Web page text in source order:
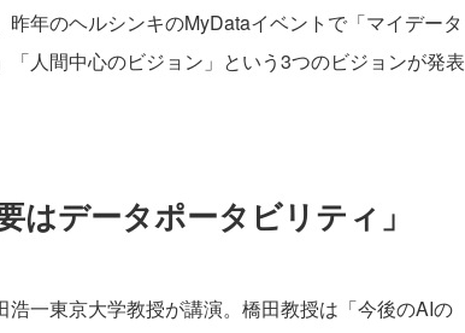
年のヘルシンキのMyDataイベントで「マイデータ
人間中心のビジョン」という3つのビジョンが発表
はデータポータビリティ」
一東京大学教授が講演。橋田教授は「今後のAIの